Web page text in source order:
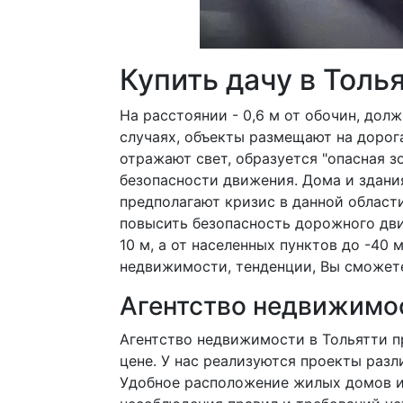
Купить дачу в
На расстоянии - 0,6 м от обочин,
случаях, объекты размещают на
отражают свет, образуется "опасная
безопасности движения. Дома и
предполагают кризис в данной
повысить безопасность дорожного
10 м, а от населенных пунктов до -
недвижимости, тенденции, Вы
Агентство
Агентство недвижимости в Тольятти
цене. У нас реализуются проекты
Удобное расположение жилых домов